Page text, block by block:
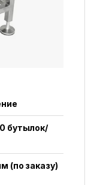
бутылок/
(по заказу)